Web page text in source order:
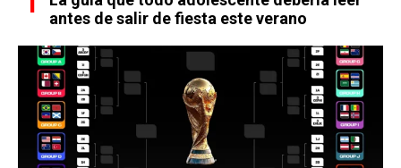
antes de salir de fiesta este verano